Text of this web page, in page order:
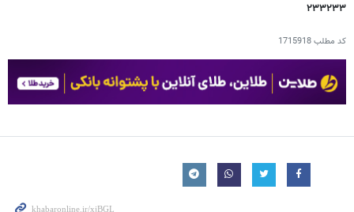
۲۳۳۲۳۳
کد مطلب1715918